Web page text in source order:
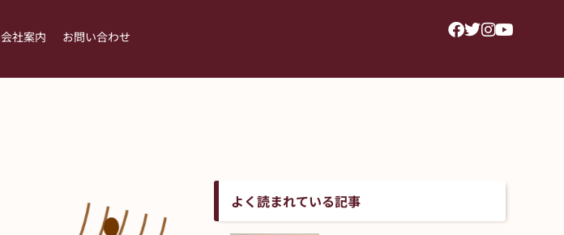
会社案内 お問い合わせ
よく読まれている記事